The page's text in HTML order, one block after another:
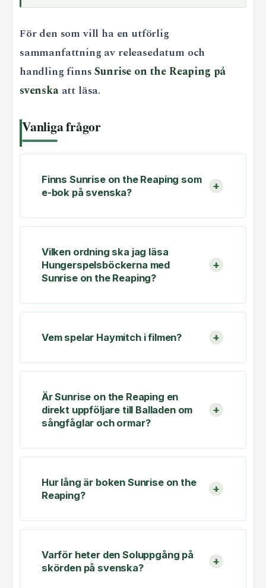
För den som vill ha en utförlig
sammanfattning av releasedatum och
handling finnsSunrise on the Reaping på
svenskaatt läsa.
Vanliga frågor
Finns Sunrise on the Reaping som
e-bok på svenska?
Vilken ordning ska jag läsa
Hungerspelsböckerna med
Sunrise on the Reaping?
Vem spelar Haymitch i filmen?
Är Sunrise on the Reaping en
direkt uppföljare till Balladen om
sångfåglar och ormar?
Hur lång är boken Sunrise on the
Reaping?
Varför heter den Soluppgång på
skörden på svenska?